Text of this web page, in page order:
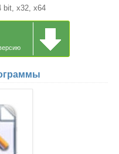
bit, x32, x64